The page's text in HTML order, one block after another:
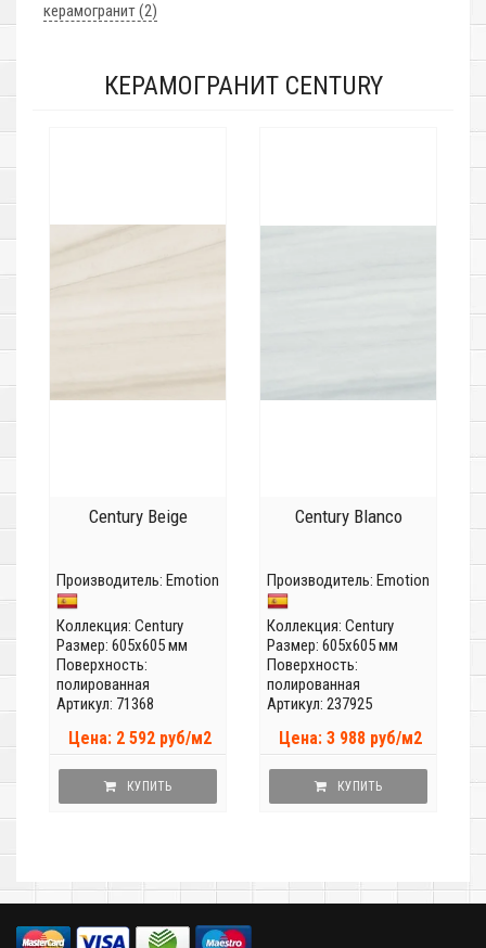
керамогранит (2)
КЕРАМОГРАНИТ CENTURY
Century Beige
Производитель: Emotion
Коллекция: Century
Размер: 605x605 мм
Поверхность:
полированная
Артикул: 71368
Цена: 2 592 руб/м2
КУПИТЬ
Century Blanco
Производитель: Emotion
Коллекция: Century
Размер: 605x605 мм
Поверхность:
полированная
Артикул: 237925
Цена: 3 988 руб/м2
КУПИТЬ